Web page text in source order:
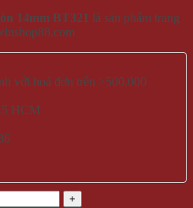
14mm BT321 là sản phẩm trang
với hoá đơn trên >500.000
HCM